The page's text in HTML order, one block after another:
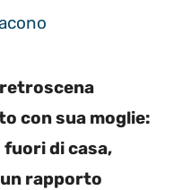
con sua moglie:
di casa,
un rapporto